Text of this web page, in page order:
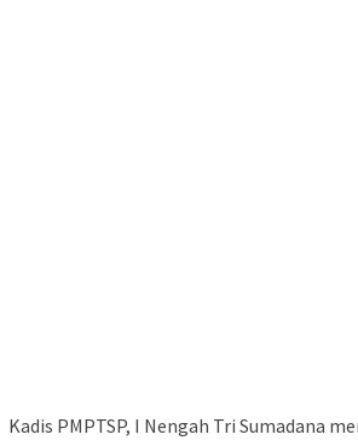
Kadis PMPTSP, I Nengah Tri Sumadana